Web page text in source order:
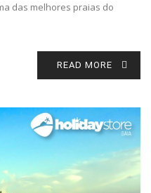
das melhores praias do
READ MORE